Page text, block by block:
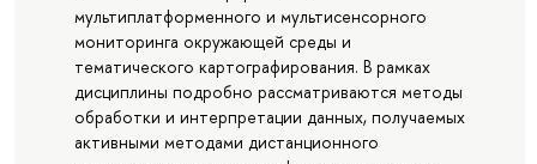
мультиплатформенного и мультисенсорного
мониторинга окружающей среды и
тематического картографирования. В рамках
дисциплины подробно рассматриваются методы
обработки и интерпретации данных, получаемых
активными методами дистанционного